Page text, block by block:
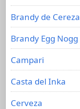
Brandy de Cereza
Brandy Egg Nogg
Campari
Casta del Inka
Cerveza